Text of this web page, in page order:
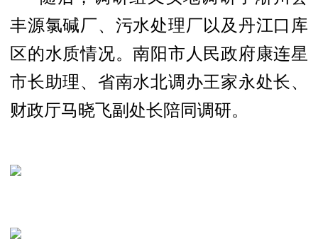
丰源氯碱厂、污水处理厂以及丹江口库
区的水质情况。南阳市人民政府康连星
市长助理、省南水北调办王家永处长、
财政厅马晓飞副处长陪同调研。